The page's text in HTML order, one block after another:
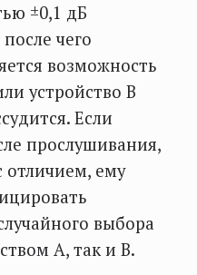
±0,1 дБ
чего
возможность
устройство В
Если
прослушивания,
отличием, ему
выбора
А, так и В.